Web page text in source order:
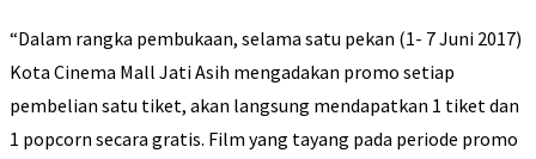
“Dalam rangka pembukaan, selama satu pekan (1- 7 Juni 2017)
Kota Cinema Mall Jati Asih mengadakan promo setiap
pembelian satu tiket, akan langsung mendapatkan 1 tiket dan
1 popcorn secara gratis. Film yang tayang pada periode promo